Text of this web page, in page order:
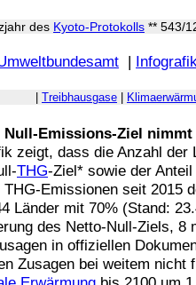
des Kyoto-Protokolls ** 543/
|
Treibhausgase
Null-Emissions-Ziel
zeigt, dass die Anzahl der
THG-Ziel* sowie der
THG-Emissionen seit 2015
Länder mit 70% (Stand:
des Netto-Null-Ziels, 8
in offiziellen
Zusagen bei weitem nicht